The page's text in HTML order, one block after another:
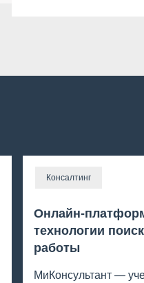
Консалтинг
Онлайн-
технологии
работы
МиКонсультант —